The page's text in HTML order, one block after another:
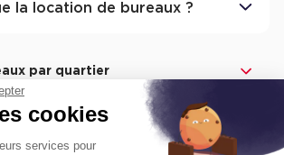
la location de bureaux ?
par quartier
Croix Rousse Est
Croix Rousse Centre-Ville
cookies
services pour